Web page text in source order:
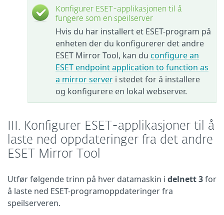
Konfigurer ESET-applikasjonen til å
fungere som en speilserver
Hvis du har installert et ESET-program på
enheten der du konfigurerer det andre
ESET Mirror Tool, kan du configure an
ESET endpoint application to function as
a mirror server i stedet for å installere
og konfigurere en lokal webserver.
III. Konfigurer ESET-applikasjoner til å
laste ned oppdateringer fra det andre
ESET Mirror Tool
Utfør følgende trinn på hver datamaskin i delnett 3for
å laste ned ESET-programoppdateringer fra
speilserveren.